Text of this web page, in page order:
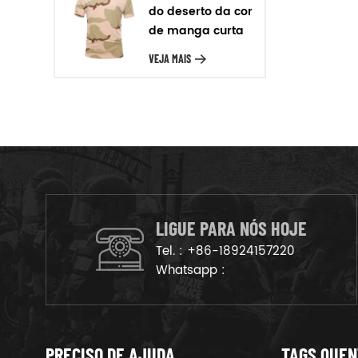
Para o material que temos
poliéster, nylon oxford, para o
couro temos cheio de grãos de
do deserto da cor
de manga curta
T-shirt
VEJA MAIS
LIGUE PARA NÓS HOJE
Tel. : +86-18924157220
Whatsapp :